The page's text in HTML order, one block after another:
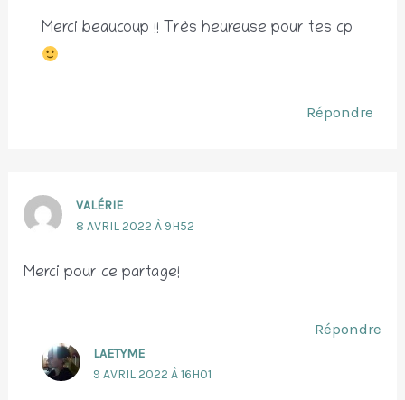
Merci beaucoup !! Très heureuse pour tes cp
Répondre
VALÉRIE
8 AVRIL 2022 À 9H52
Merci pour ce partage!
Répondre
LAETYME
9 AVRIL 2022 À 16H01